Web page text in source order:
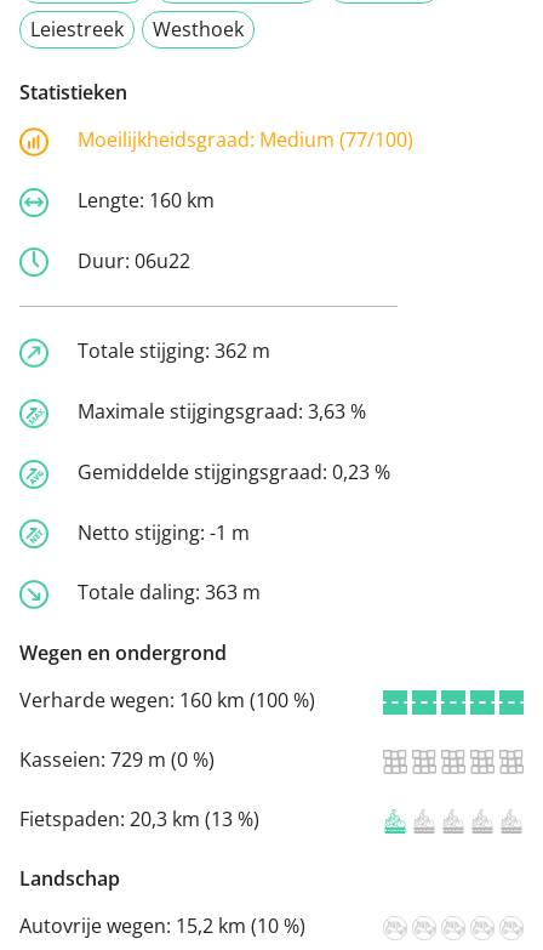
Leiestreek
Westhoek
Statistieken
Moeilijkheidsgraad: Medium (77/100)
Lengte: 160 km
Duur: 06u22
Totale stijging: 362 m
Maximale stijgingsgraad: 3,63 %
Gemiddelde stijgingsgraad: 0,23 %
Netto stijging: -1 m
Totale daling: 363 m
Wegen en ondergrond
Verharde wegen: 160 km (100 %)
Kasseien: 729 m (0 %)
Fietspaden: 20,3 km (13 %)
Landschap
Autovrije wegen: 15,2 km (10 %)